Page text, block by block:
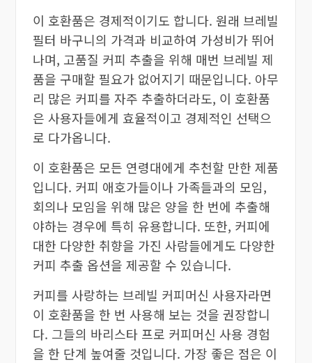
이 호환품은 경제적이기도 합니다. 원래 브레빌
필터 바구니의 가격과 비교하여 가성비가 뛰어
나며, 고품질 커피 추출을 위해 매번 브레빌 제
품을 구매할 필요가 없어지기 때문입니다. 아무
리 많은 커피를 자주 추출하더라도, 이 호환품
은 사용자들에게 효율적이고 경제적인 선택으
로 다가옵니다.
이 호환품은 모든 연령대에게 추천할 만한 제품
입니다. 커피 애호가들이나 가족들과의 모임,
회의나 모임을 위해 많은 양을 한 번에 추출해
야하는 경우에 특히 유용합니다. 또한, 커피에
대한 다양한 취향을 가진 사람들에게도 다양한
커피 추출 옵션을 제공할 수 있습니다.
커피를 사랑하는 브레빌 커피머신 사용자라면
이 호환품을 한 번 사용해 보는 것을 권장합니
다. 그들의 바리스타 프로 커피머신 사용 경험
을 한 단계 높여줄 것입니다. 가장 좋은 점은 이